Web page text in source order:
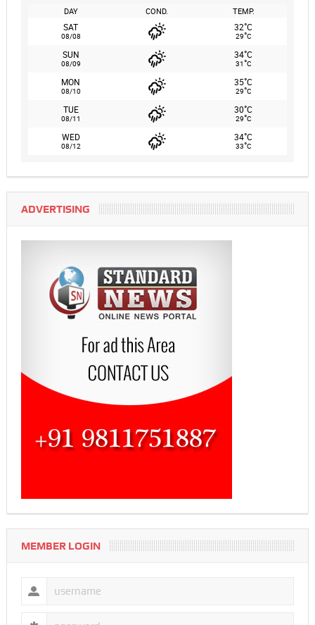
DAY COND. TEMP.
SAT
08/08
32°C
29°C
SUN
08/09
34°C
31°C
MON
08/10
35°C
29°C
TUE
08/11
30°C
29°C
WED
08/12
34°C
33°C
ADVERTISING
MEMBER LOGIN